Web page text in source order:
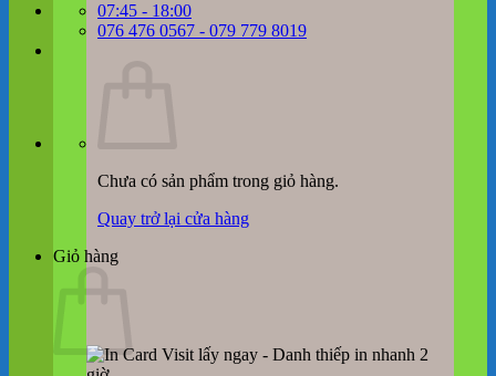
07:45 - 18:00
076 476 0567 - 079 779 8019
Chưa có sản phẩm trong giỏ hàng.
Quay trở lại cửa hàng
Giỏ hàng